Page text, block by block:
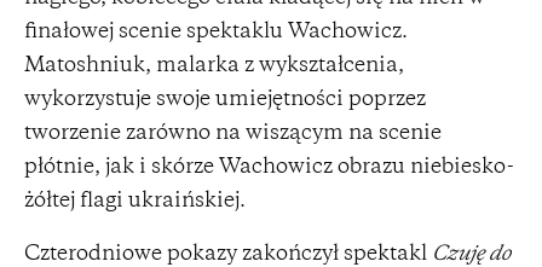
finałowej scenie spektaklu Wachowicz.
Matoshniuk, malarka z wykształcenia,
wykorzystuje swoje umiejętności poprzez
tworzenie zarówno na wiszącym na scenie
płótnie, jak i skórze Wachowicz obrazu niebiesko-
żółtej flagi ukraińskiej.
Czterodniowe pokazy zakończył spektakl Czuję do